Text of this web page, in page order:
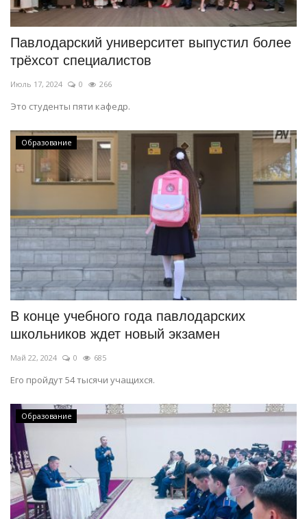
Павлодарский университет выпустил более
трёхсот специалистов
Июль 17, 2024 0 266
Это студенты пяти кафедр.
Образование
В конце учебного года павлодарских
школьников ждет новый экзамен
Май 22, 2024 0 685
Его пройдут 54 тысячи учащихся.
Образование